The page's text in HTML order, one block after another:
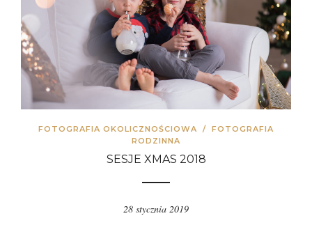
FOTOGRAFIA OKOLICZNOŚCIOWA / FOTOGRAFIA
RODZINNA
SESJE XMAS 2018
28 stycznia 2019